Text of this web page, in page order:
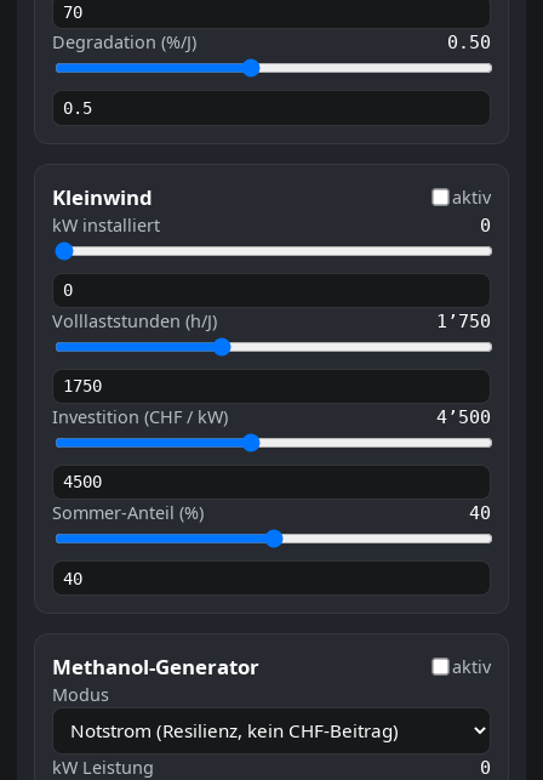
Degradation (%/J) 0.50
Kleinwind
aktiv
kW installiert
0
Volllaststunden (h/J) 1’750
Investition (CHF / kW) 4’500
Sommer-Anteil (%) 40
Methanol-Generator
aktiv
Modus
kW Leistung 0